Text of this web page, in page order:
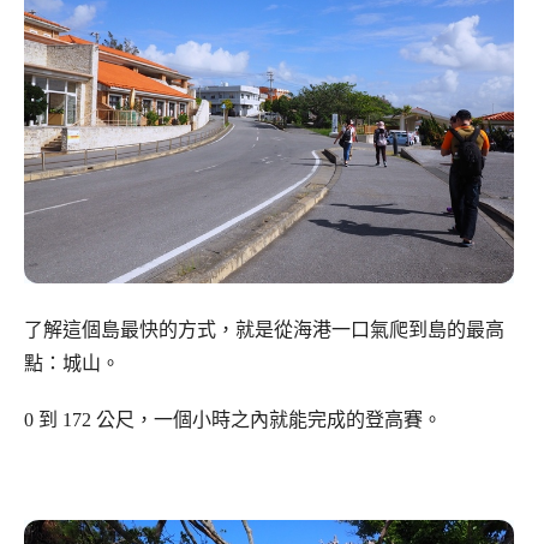
了解這個島最快的方式，就是從海港一口氣爬到島的最高
點：城山。
0 到 172 公尺，一個小時之內就能完成的登高賽。